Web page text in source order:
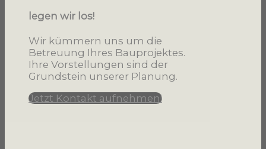
legen wir los!
Wir kümmern uns um die
Betreuung Ihres Bauprojektes.
Ihre Vorstellungen sind der
Grundstein unserer Planung.
Jetzt Kontakt aufnehmen!